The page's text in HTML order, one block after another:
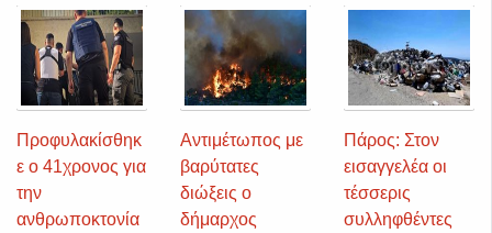
Προφυλακίσθηκ
ε ο 41χρονος για
την
ανθρωποκτονία
Αντιμέτωπος με
βαρύτατες
διώξεις ο
δήμαρχος
Πάρος: Στον
εισαγγελέα οι
τέσσερις
συλληφθέντες